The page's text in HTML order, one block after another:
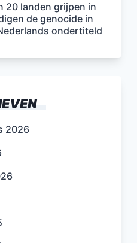
20 landen grijpen in
de genocide in
ondertiteld
2026